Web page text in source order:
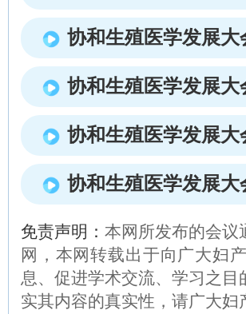
协和生殖医学发展
协和生殖医学发展
协和生殖医学发展
协和生殖医学发展大
免责声明：本网所发布的会议
网，本网转载出于向广大妇
息、促进学术交流、学习之
实其内容的真实性，请广大